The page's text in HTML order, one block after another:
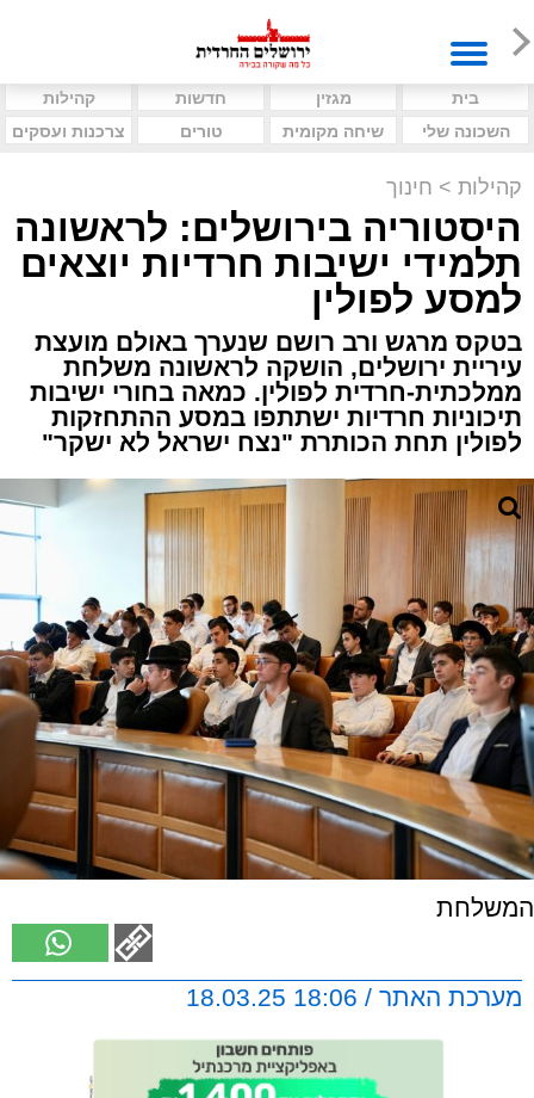
בית מגזין חדשות
קהילות
השכונה שלי
שיחה מקומית טורים צרכנות ועסקים
קהילות > חינוך
היסטוריה בירושלים: לראשונה
תלמידי ישיבות חרדיות יוצאים
למסע לפולין
בטקס מרגש ורב רושם שנערך באולם מועצת
עיריית ירושלים, הושקה לראשונה משלחת
ממלכתית-חרדית לפולין. כמאה בחורי ישיבות
תיכוניות חרדיות ישתתפו במסע ההתחזקות
לפולין תחת הכותרת "נצח ישראל לא ישקר"
המשלחת
מערכת האתר / 18:06 18.03.25